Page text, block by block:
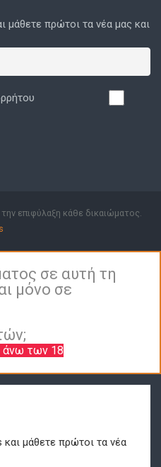
μάθετε πρώτοι τα νέα μας και
επιφύλαξη κάθε δικαιώματος.
σε αυτή τη
μόνο σε
άνω των 18
μάθετε πρώτοι τα νέα